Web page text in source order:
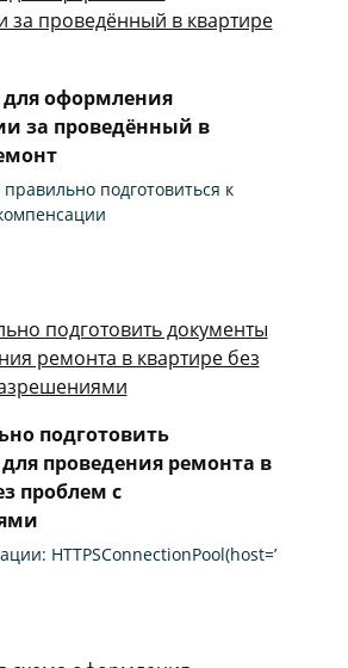
оформления
за проведённый в
подготовиться к
подготовить
проведения ремонта в
проблем с
HTTPSConnectionPool(host=’